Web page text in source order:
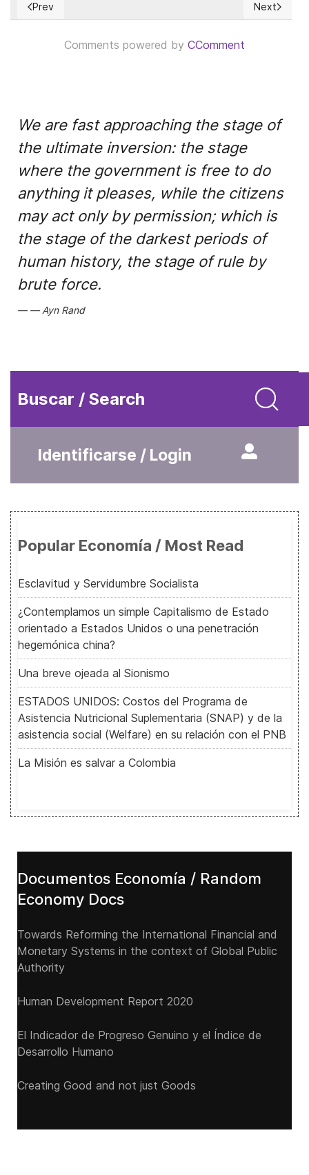
Previous article: He estado pensando… (LXXIII)
Prev Next
Next
Comments powered by CComment
We are fast approaching the stage of
the ultimate inversion: the stage
where the government is free to do
anything it pleases, while the citizens
may act only by permission; which is
the stage of the darkest periods of
human history, the stage of rule by
brute force.
Ayn Rand
Buscar / Search
Identificarse / Login
Popular Economía / Most Read
Esclavitud y Servidumbre Socialista
¿Contemplamos un simple Capitalismo de Estado
orientado a Estados Unidos o una penetración
hegemónica china?
Una breve ojeada al Sionismo
ESTADOS UNIDOS: Costos del Programa de
Asistencia Nutricional Suplementaria (SNAP) y de la
asistencia social (Welfare) en su relación con el PNB
La Misión es salvar a Colombia
Documentos Economía / Random
Economy Docs
Towards Reforming the International Financial and
Monetary Systems in the context of Global Public
Authority
Human Development Report 2020
El Indicador de Progreso Genuino y el Índice de
Desarrollo Humano
Creating Good and not just Goods